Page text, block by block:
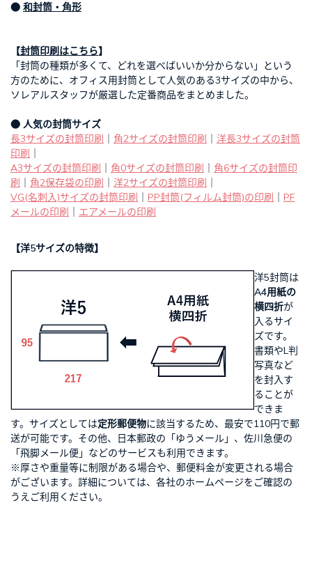
● 和封筒・角形
【封筒印刷はこちら】
「封筒の種類が多くて、どれを選べばいいか分からない」という
方のために、オフィス用封筒として人気のある3サイズの中から、
ソレアルスタッフが厳選した定番商品をまとめました。
● 人気の封筒サイズ
長3サイズの封筒印刷
角2サイズの封筒印刷
洋長3サイズの封筒
印刷
A3サイズの封筒印刷
角0サイズの封筒印刷
角6サイズの封筒印
刷
角2保存袋の印刷 洋2サイズの封筒印刷
VG(名刺入)サイズの封筒印刷
PP封筒(フィルム封筒)の印刷
PF
メールの印刷
エアメールの印刷
【洋5サイズの特徴】
洋5封筒は
A4用紙の
横四折が
入るサイ
ズです。
書類やL判
写真など
を封入す
ることが
できま
す。サイズとしては定形郵便物に該当するため、最安で110円で郵
送が可能です。その他、日本郵政の「ゆうメール」、佐川急便の
「飛脚メール便」などのサービスも利用できます。
※厚さや重量等に制限がある場合や、郵便料金が変更される場合
がございます。詳細については、各社のホームページをご確認の
うえご利用ください。